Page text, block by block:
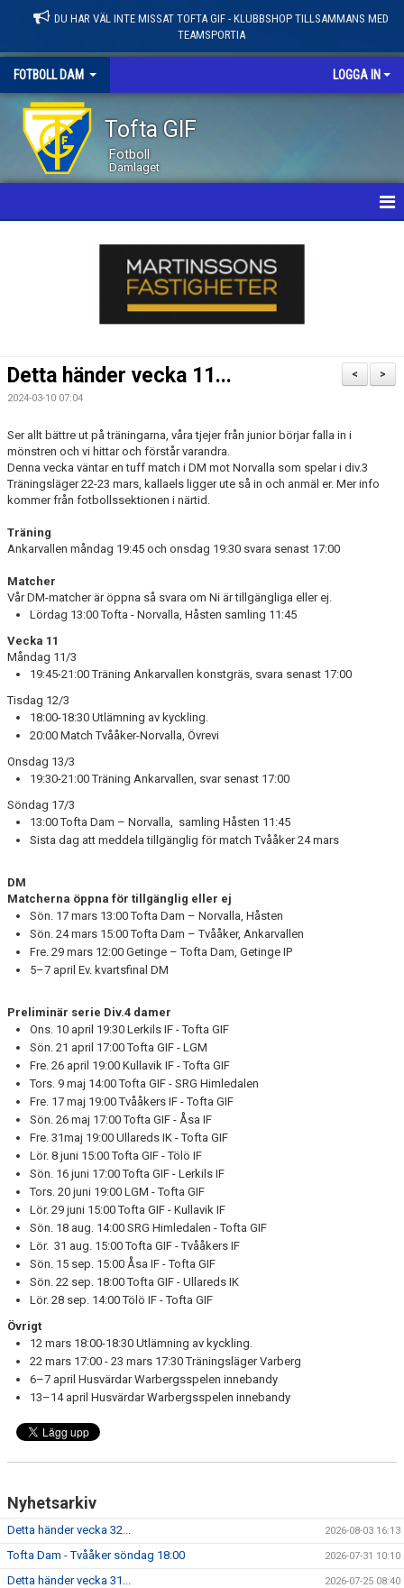
DU HAR VÄL INTE MISSAT TOFTA GIF - KLUBBSHOP TILLSAMMANS MED
TEAMSPORTIA
FOTBOLL DAM LOGGA IN
Tofta GIF
Fotboll
Damlaget
LEDARE / TRUPP
BILDGALLERI
DOKUMENT
>
<
Detta händer vecka 11...
2024-03-10 07:04
Ser allt bättre ut på träningarna, våra tjejer från junior börjar falla in i
mönstren och vi hittar och förstår varandra.
Denna vecka väntar en tuff match i DM mot Norvalla som spelar i div.3
Träningsläger 22-23 mars, kallaels ligger ute så in och anmäl er. Mer info
kommer från fotbollssektionen i närtid.
Träning
Ankarvallen måndag 19:45 och onsdag 19:30 svara senast 17:00
Matcher
Vår DM-matcher är öppna så svara om Ni är tillgängliga eller ej.
Lördag 13:00 Tofta - Norvalla, Håsten samling 11:45
Vecka 11
Måndag 11/3
19:45-21:00 Träning Ankarvallen konstgräs, svara senast 17:00
Tisdag 12/3
18:00-18:30 Utlämning av kyckling.
20:00 Match Tvååker-Norvalla, Övrevi
Onsdag 13/3
19:30-21:00 Träning Ankarvallen, svar senast 17:00
Söndag 17/3
13:00 Tofta Dam – Norvalla, samling Håsten 11:45
Sista dag att meddela tillgänglig för match Tvååker 24 mars
DM
Matcherna öppna för tillgänglig eller ej
Sön. 17 mars 13:00 Tofta Dam – Norvalla, Håsten
Sön. 24 mars 15:00 Tofta Dam – Tvååker, Ankarvallen
Fre. 29 mars 12:00 Getinge – Tofta Dam, Getinge IP
5–7 april Ev. kvartsfinal DM
Preliminär serie Div.4 damer
Ons. 10 april 19:30 Lerkils IF - Tofta GIF
Sön. 21 april 17:00 Tofta GIF - LGM
Fre. 26 april 19:00 Kullavik IF - Tofta GIF
Tors. 9 maj 14:00 Tofta GIF - SRG Himledalen
Fre. 17 maj 19:00 Tvååkers IF - Tofta GIF
Sön. 26 maj 17:00 Tofta GIF - Åsa IF
Fre. 31maj 19:00 Ullareds IK - Tofta GIF
Lör. 8 juni 15:00 Tofta GIF - Tölö IF
Sön. 16 juni 17:00 Tofta GIF - Lerkils IF
Tors. 20 juni 19:00 LGM - Tofta GIF
Lör. 29 juni 15:00 Tofta GIF - Kullavik IF
Sön. 18 aug. 14:00 SRG Himledalen - Tofta GIF
Lör. 31 aug. 15:00 Tofta GIF - Tvååkers IF
Sön. 15 sep. 15:00 Åsa IF - Tofta GIF
Sön. 22 sep. 18:00 Tofta GIF - Ullareds IK
Lör. 28 sep. 14:00 Tölö IF - Tofta GIF
Övrigt
12 mars 18:00-18:30 Utlämning av kyckling.
22 mars 17:00 - 23 mars 17:30 Träningsläger Varberg
6–7 april Husvärdar Warbergsspelen innebandy
13–14 april Husvärdar Warbergsspelen innebandy
Nyhetsarkiv
Detta händer vecka 32... 2026-08-03 16:13
Tofta Dam - Tvååker söndag 18:00 2026-07-31 10:10
Detta händer vecka 31... 2026-07-25 08:40